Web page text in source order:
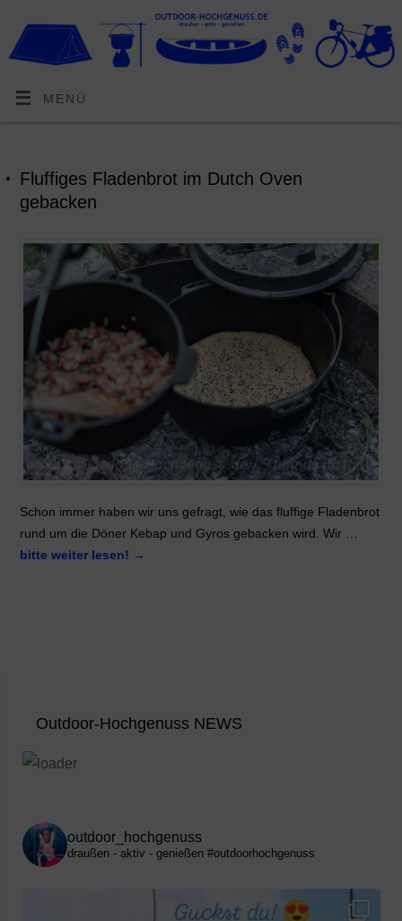
MENÜ
Fluffiges Fladenbrot im Dutch Oven
gebacken
Schon immer haben wir uns gefragt, wie das fluffige Fladenbrot
rund um die Döner Kebap und Gyros gebacken wird. Wir …
bitte weiter lesen! →
Outdoor-Hochgenuss NEWS
outdoor_hochgenuss
draußen - aktiv - genießen #outdoorhochgenuss